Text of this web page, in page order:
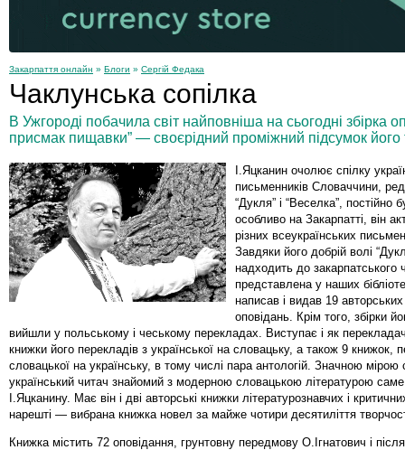
Закарпаття онлайн » Блоги » Сергій Федака
Чаклунська сопілка
В Ужгороді побачила світ найповніша на сьогодні збірка
присмак пищавки” — своєрідний проміжний підсумок його
І.Яцканин очолює спілку
письменників Словаччини,
“Дукля” і “Веселка”, постійно
особливо на Закарпатті, він
різних всеукраїнських
Завдяки його добрій волі
надходить до закарпатського
представлена у наших
написав і видав 19 авторських
оповідань. Крім того, збірки
вийшли у польському і чеському перекладах. Виступає і як
книжки його перекладів з української на словацьку, а також 9 книжок,
словацької на українську, в тому числі пара антологій. Значною мірою
український читач знайомий з модерною словацькою літературою
І.Яцканину. Має він і дві авторські книжки літературознавчих і
нарешті — вибрана книжка новел за майже чотири десятиліття
Книжка містить 72 оповідання, грунтовну передмову О.Ігнатович і